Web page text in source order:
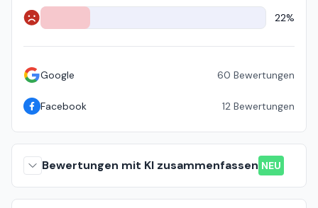
Negativ 22%
Google 60 Bewertungen
Facebook 12 Bewertungen
Bewertungen mit KI zusammenfassen NEU